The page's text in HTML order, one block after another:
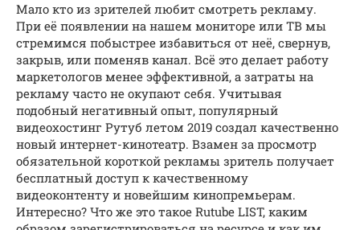
Мало кто из зрителей любит смотреть рекламу.
При её появлении на нашем мониторе или ТВ мы
стремимся побыстрее избавиться от неё, свернув,
закрыв, или поменяв канал. Всё это делает работу
маркетологов менее эффективной, а затраты на
рекламу часто не окупают себя. Учитывая
подобный негативный опыт, популярный
видеохостинг Рутуб летом 2019 создал качественно
новый интернет-кинотеатр. Взамен за просмотр
обязательной короткой рекламы зритель получает
бесплатный доступ к качественному
видеоконтенту и новейшим кинопремьерам.
Интересно? Что же это такое Rutube LIST, каким